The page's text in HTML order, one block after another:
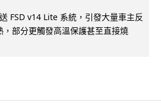
FSD v14 Lite 系統，引發大量車主反
部分更觸發高溫保護甚至直接燒